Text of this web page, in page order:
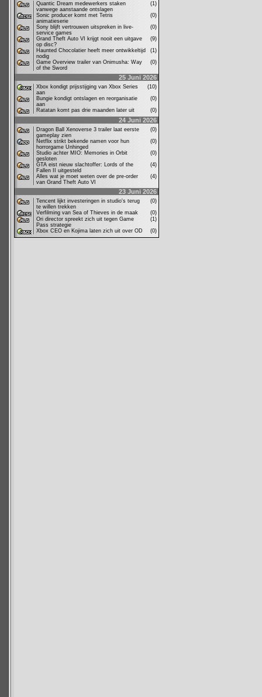
Quantic Dream medewerkers staken
vanwege aanstaande ontslagen
(1)
Sonic producer komt met Tetris
animatieserie
(0)
Sony blijft vertrouwen uitspreken in live-
service games
(0)
Grand Theft Auto VI krijgt nooit een uitgave
op disc?
(9)
Haunted Chocolatier heeft meer ontwikkeltijd
nodig
(1)
Game Overview trailer van Onimusha: Way
of the Sword
(0)
25 Juni 2026
Xbox kondigt prijsstijging van Xbox Series
aan
(10)
Bungie kondigt ontslagen en reorganisatie
aan
(0)
Ratatan komt pas drie maanden later uit
(0)
24 Juni 2026
Dragon Ball Xenoverse 3 trailer laat eerste
gameplay zien
(0)
Netflix strikt bekende namen voor hun
horrorgame Unhinged
(0)
Studio achter MIO: Memories in Orbit
gesloten
(0)
GTA eist nieuw slachtoffer: Lords of the
Fallen II uitgesteld
(4)
Alles wat je moet weten over de pre-order
van Grand Theft Auto VI
(4)
23 Juni 2026
Tencent lijkt investeringen in studio's terug
te willen trekken
(0)
Verfilming van Sea of Thieves in de maak
(0)
Ori director spreekt zich uit tegen Game
Pass strategie
(1)
Xbox CEO en Kojima laten zich uit over OD
(0)